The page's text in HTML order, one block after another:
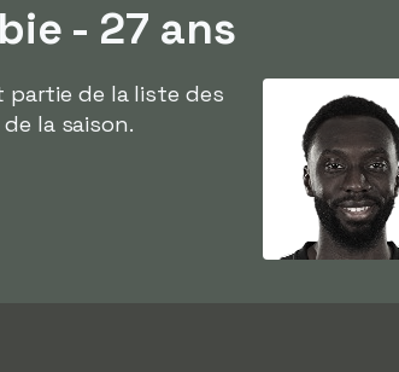
- 27 ans
partie de la liste des
la saison.